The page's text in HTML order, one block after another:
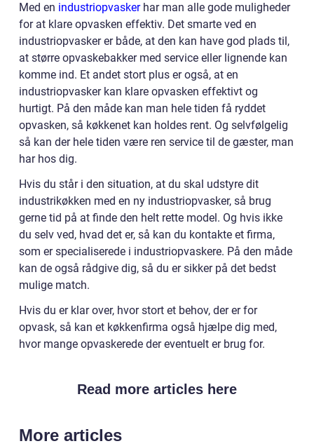
Med en industriopvaskerhar man alle gode muligheder
for at klare opvasken effektiv. Det smarte ved en
industriopvasker er både, at den kan have god plads til,
at større opvaskebakker med service eller lignende kan
komme ind. Et andet stort plus er også, at en
industriopvasker kan klare opvasken effektivt og
hurtigt. På den måde kan man hele tiden få ryddet
opvasken, så køkkenet kan holdes rent. Og selvfølgelig
så kan der hele tiden være ren service til de gæster, man
har hos dig.
Hvis du står i den situation, at du skal udstyre dit
industrikøkken med en ny industriopvasker, så brug
gerne tid på at finde den helt rette model. Og hvis ikke
du selv ved, hvad det er, så kan du kontakte et firma,
som er specialiserede i industriopvaskere. På den måde
kan de også rådgive dig, så du er sikker på det bedst
mulige match.
Hvis du er klar over, hvor stort et behov, der er for
opvask, så kan et køkkenfirma også hjælpe dig med,
hvor mange opvaskerede der eventuelt er brug for.
Read more articles here
More articles